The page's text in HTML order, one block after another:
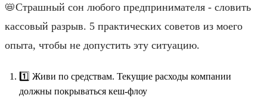
📛Страшный сон любого предпринимателя - словить
кассовый разрыв. 5 практических советов из моего
опыта, чтобы не допустить эту ситуацию.
1️⃣ Живи по средствам. Текущие расходы компании
должны покрываться кеш-флоу